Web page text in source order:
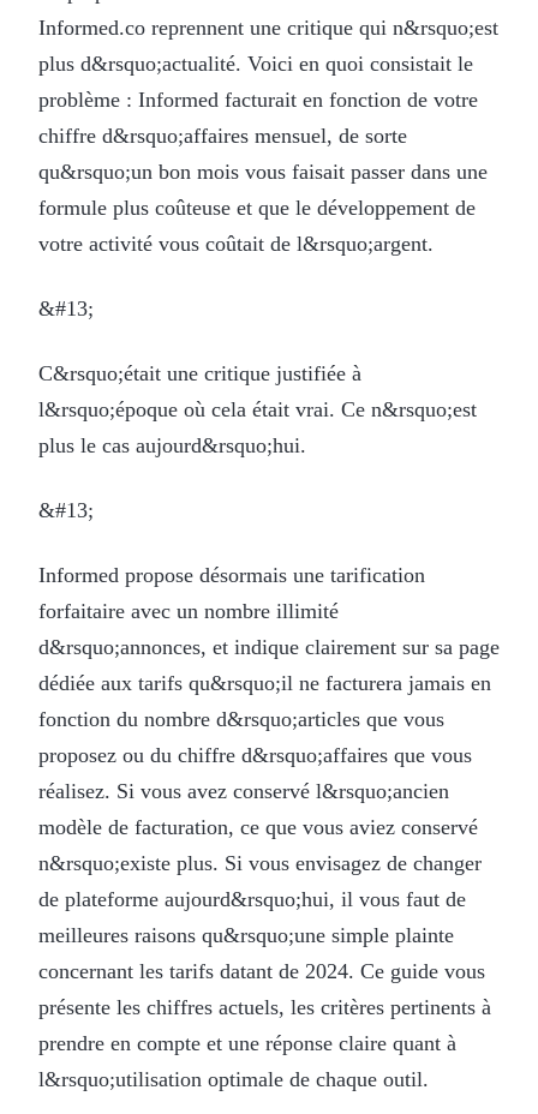
Informed.co reprennent une critique qui n&rsquo;est
plus d&rsquo;actualité. Voici en quoi consistait le
problème : Informed facturait en fonction de votre
chiffre d&rsquo;affaires mensuel, de sorte
qu&rsquo;un bon mois vous faisait passer dans une
formule plus coûteuse et que le développement de
votre activité vous coûtait de l&rsquo;argent.
&#13;
C&rsquo;était une critique justifiée à
l&rsquo;époque où cela était vrai. Ce n&rsquo;est
plus le cas aujourd&rsquo;hui.
&#13;
Informed propose désormais une tarification
forfaitaire avec un nombre illimité
d&rsquo;annonces, et indique clairement sur sa page
dédiée aux tarifs qu&rsquo;il ne facturera jamais en
fonction du nombre d&rsquo;articles que vous
proposez ou du chiffre d&rsquo;affaires que vous
réalisez. Si vous avez conservé l&rsquo;ancien
modèle de facturation, ce que vous aviez conservé
n&rsquo;existe plus. Si vous envisagez de changer
de plateforme aujourd&rsquo;hui, il vous faut de
meilleures raisons qu&rsquo;une simple plainte
concernant les tarifs datant de 2024. Ce guide vous
présente les chiffres actuels, les critères pertinents à
prendre en compte et une réponse claire quant à
l&rsquo;utilisation optimale de chaque outil.